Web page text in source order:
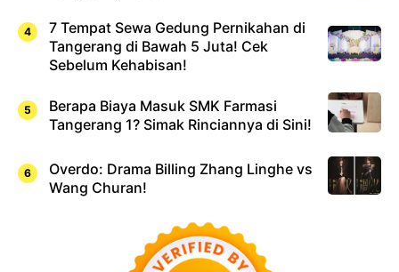
7 Tempat Sewa Gedung Pernikahan di
Tangerang di Bawah 5 Juta! Cek
Sebelum Kehabisan!
Berapa Biaya Masuk SMK Farmasi
Tangerang 1? Simak Rinciannya di Sini!
Overdo: Drama Billing Zhang Linghe vs
Wang Churan!